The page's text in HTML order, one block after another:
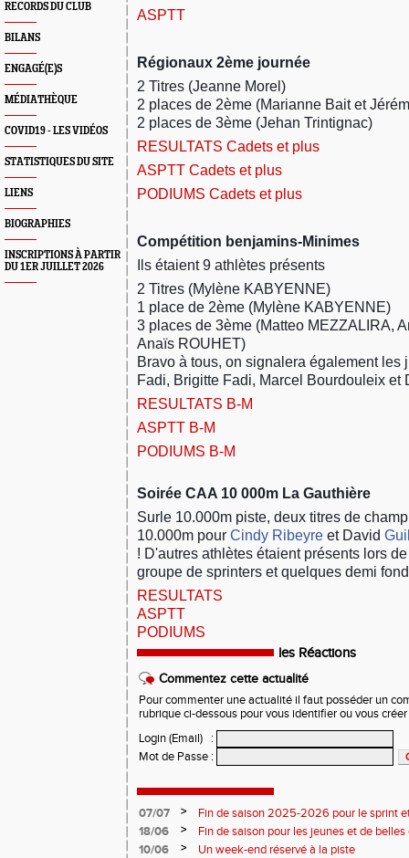
RECORDS DU CLUB
BILANS
ENGAGÉ(E)S
MÉDIATHÈQUE
COVID19 - LES VIDÉOS
STATISTIQUES DU SITE
LIENS
BIOGRAPHIES
INSCRIPTIONS À PARTIR
DU 1ER JUILLET 2026
ASPTT
Régionaux 2ème journée
2 Titres (Jeanne Morel)
2 places de 2ème (Marianne Bait et
2 places de 3ème (Jehan Trintignac)
RESULTATS Cadets et plus
ASPTT Cadets et plus
PODIUMS Cadets et plus
Compétition benjamins-Minimes
Ils étaient 9 athlètes présents
2 Titres (Mylène KABYENNE)
1 place de 2ème (Mylène KABYENNE)
3 places de 3ème (Matteo MEZZALIRA,
Anaïs ROUHET)
Bravo à tous, on signalera également les
Fadi, Brigitte Fadi, Marcel Bourdouleix et
RESULTATS B-M
ASPTT B-M
PODIUMS B-M
Soirée CAA 10 000m La Gauthière
Surle 10.000m piste, deux titres de
10.000m pour Cindy Ribeyre et David
! D'autres athlètes étaient présents lors
groupe de sprinters et quelques demi
RESULTATS
ASPTT
PODIUMS
les Réactions
Commentez cette actualité
Pour commenter une actualité il faut posséder un
rubrique ci-dessous pour vous identifier ou vous
Login (Email)
:
Mot de Passe :
07/07 >
Fin de saison 2025-2026 pour le sprint
18/06
>
Fin de saison pour les jeunes et de
10/06
>
Un week-end réservé à la piste